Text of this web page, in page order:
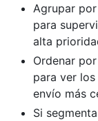
Agrupar
para
alta
Ordenar
para ver
envío más
Si